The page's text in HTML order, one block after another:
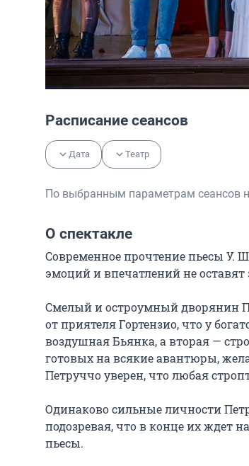
Расписание сеансов
Дата Театр
По выбранным параметрам сеансов
О спектакле
Современное прочтение пьесы У.
эмоций и впечатлений не
Смелый и остроумный дворянин
от приятеля Гортензио, что у
воздушная Бьянка, а вторая —
готовых на всякие авантюры,
Петруччо уверен, что любая
Одинаково сильные личности
подозревая, что в конце их ждет
пьесы.